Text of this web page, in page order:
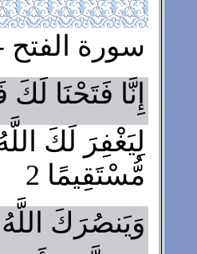
سورة الفتح
إِنَّا فَتَحْنَا لَكَ
لِيَغْفِرَ لَكَ
مُّسْتَقِيمًا 2
وَيَنصُرَكَ اللَّهُ